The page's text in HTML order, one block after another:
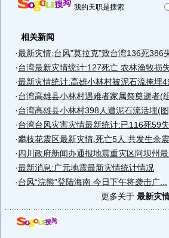
我的天职是搜索
相关新闻
·最新灾情:台风"莫拉克"致台湾136死386
·台湾最新灾情统计:127死亡 农林渔牧损
·最新灾情统计:高雄小林村被泥石流掩埋
·台湾高雄县小林村遇难者家属祭奠逝者(
·台湾高雄县小林村398人遭泥石流活埋(
·台湾台风灾害灾情最新统计:已116死59
·攀枝花震区最新灾情:死亡5人 共发生余
·四川政府新闻办通报地震重灾区阿坝州
·最新消息:广元地震最新灾情统计情况
·台风“浣熊”登陆海南 今日下午将袭击广...
更多关于 最新灾